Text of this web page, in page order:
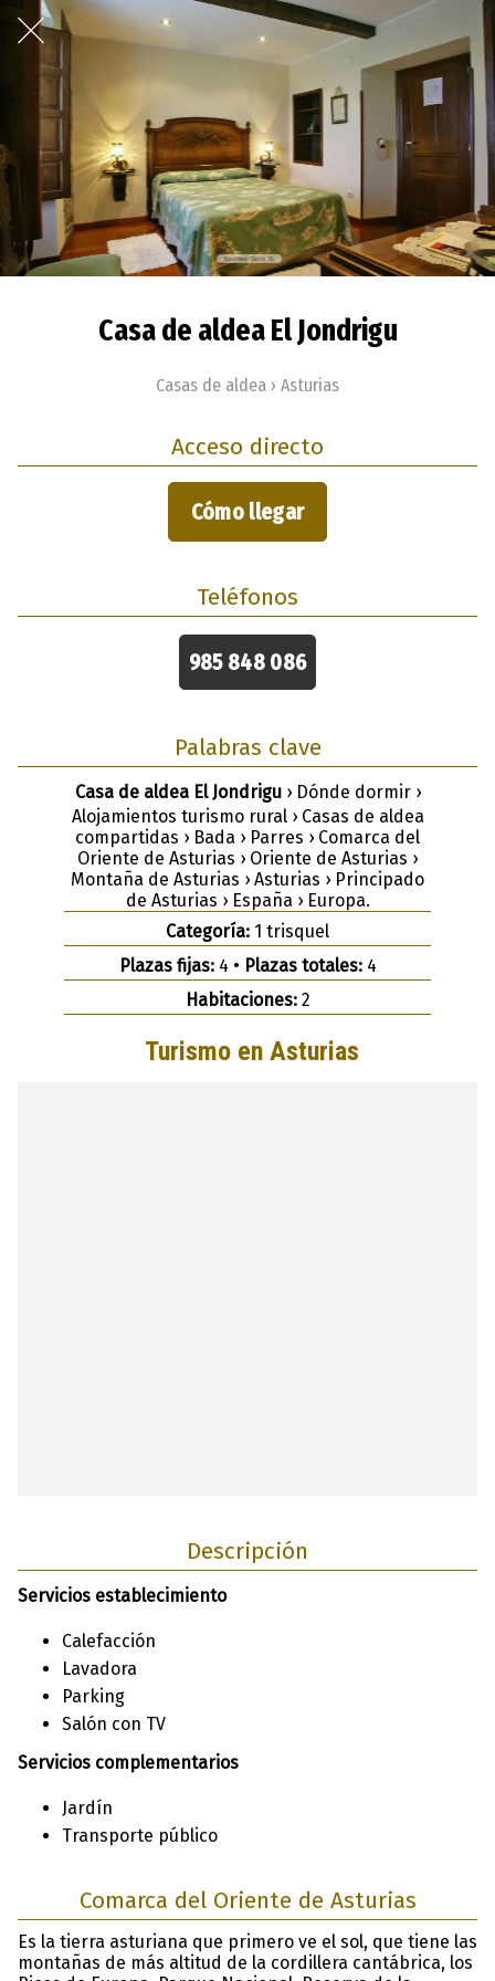
Casa de aldea El Jondrigu
Casas de aldea › Asturias
Acceso directo
Cómo llegar
Teléfonos
985 848 086
Palabras clave
Casa de aldea El Jondrigu› Dónde dormir ›
Alojamientos turismo rural › Casas de aldea
compartidas › Bada › Parres › Comarca del
Oriente de Asturias › Oriente de Asturias ›
Montaña de Asturias › Asturias › Principado
de Asturias › España › Europa.
Categoría: 1 trisquel
Plazas fijas:4 • Plazas totales:4
Habitaciones:2
Descripción
Servicios establecimiento
Calefacción
Lavadora
Parking
Salón con TV
Servicios complementarios
Jardín
Transporte público
Comarca del Oriente de Asturias
Es la tierra asturiana que primero ve el sol, que tiene las
montañas de más altitud de la cordillera cantábrica, los